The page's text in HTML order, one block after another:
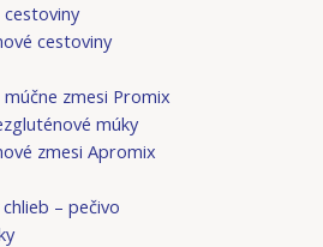
cestoviny
zmesi Promix
múky
zmesi Apromix
– pečivo